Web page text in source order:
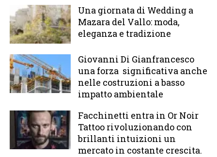
Una giornata di Wedding a
Mazara del Vallo: moda,
eleganza e tradizione
Giovanni Di Gianfrancesco
una forza significativa anche
nelle costruzioni a basso
impatto ambientale
Facchinetti entra in Or Noir
Tattoo rivoluzionando con
brillanti intuizioni un
mercato in costante crescita.